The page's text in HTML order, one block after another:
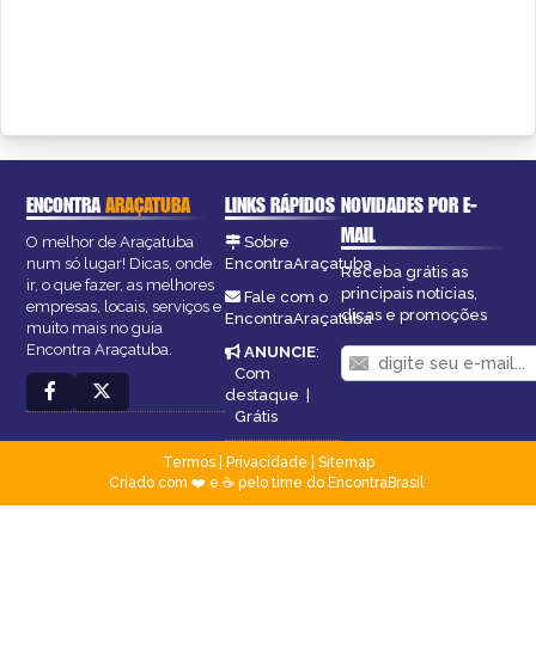
ENCONTRAARAÇATUBA
O melhor de Araçatuba
num só lugar! Dicas, onde
ir, o que fazer, as melhores
empresas, locais, serviços e
muito mais no guia
Encontra Araçatuba.
LINKS RÁPIDOS
Sobre
EncontraAraçatuba
Fale com o
EncontraAraçatuba
ANUNCIE:
Com
destaque |
Grátis
NOVIDADES POR E-
MAIL
Receba grátis as
principais notícias,
dicas e promoções
Termos| Privacidade
Sitemap
Criado com ❤️ e ☕ pelo time do EncontraBrasil